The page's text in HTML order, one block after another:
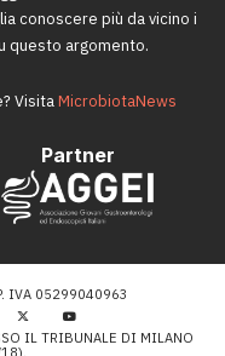
conoscere più da vicino i
questo argomento.
VisitaMicrobiotaNews
Partner
IVA 05299040963
IL TRIBUNALE DI MILANO